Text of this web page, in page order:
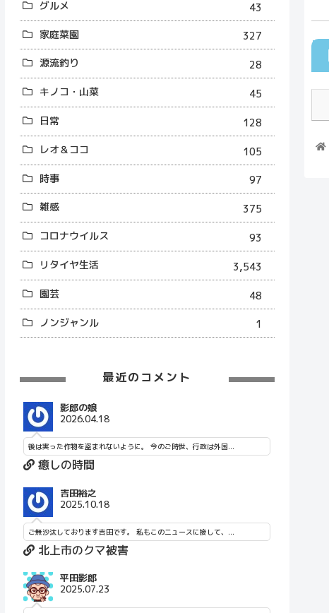
グルメ
43
家庭菜園
327
源流釣り
28
キノコ・山菜
45
日常
128
レオ＆ココ
105
時事
97
雑感
375
コロナウイルス
93
リタイヤ生活
3,543
園芸
48
ノンジャンル
1
最近のコメント
影郎の娘
2026.04.18
後は実った作物を盗まれないように。 今のご時世、行政は外国...
癒しの時間
吉田裕之
2025.10.18
ご無沙汰しております吉田です。 私もこのニュースに接して、...
北上市のクマ被害
平田影郎
2025.07.23